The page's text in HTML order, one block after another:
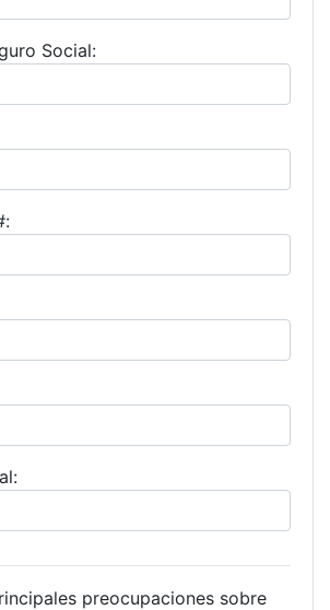
Social:
preocupaciones sobre